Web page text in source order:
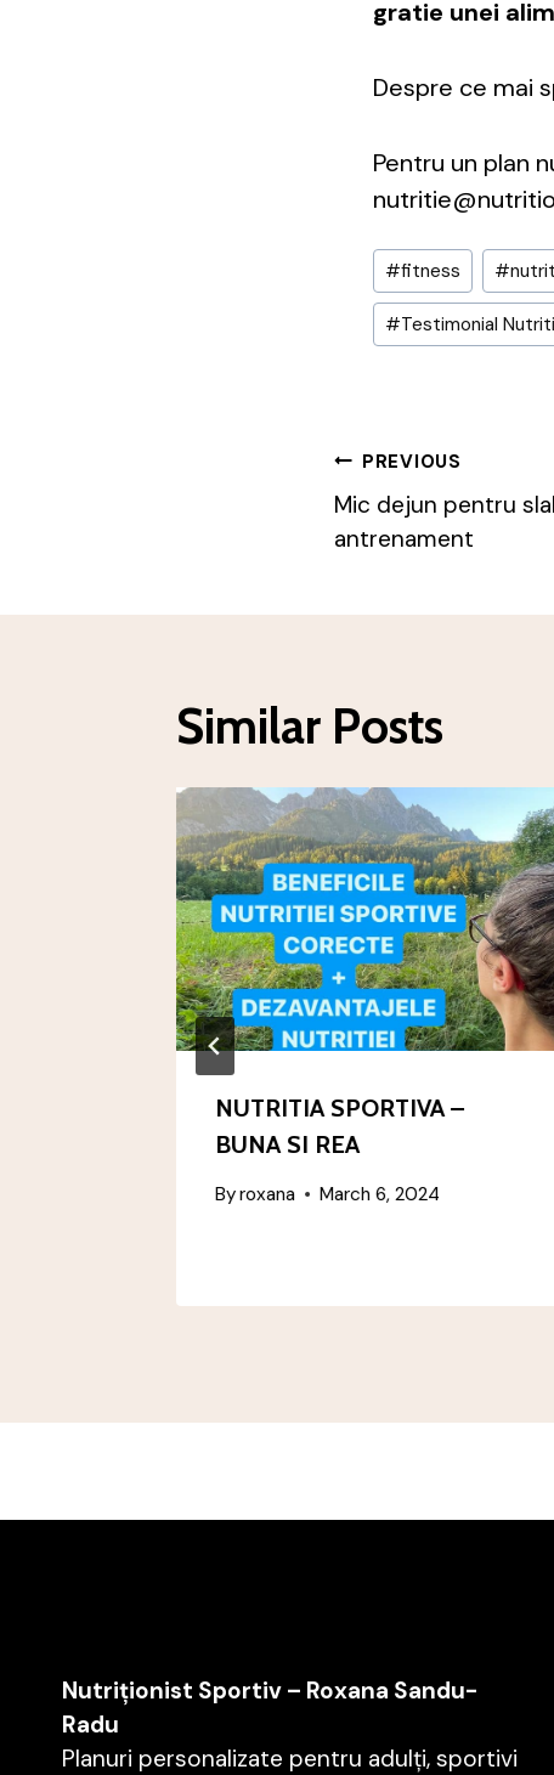
gratie unei
Despre ce mai
Pentru un plan
Post
Tags:
#fitness #
#Testimonial
Post
Navigation
PREVIOUS
Mic dejun pentru
antrenament
Similar Posts
NUTRITIA SPORTIVA –
BUNA SI REA
Byroxana March 6, 2024
Nutriționist Sportiv – Roxana Sandu-
Radu
Planuri personalizate pentru adulți, sportivi